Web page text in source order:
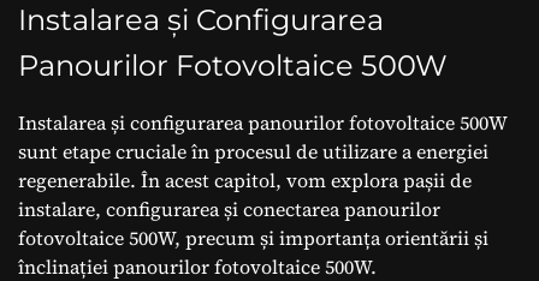
Instalarea și Configurarea
Panourilor Fotovoltaice 500W
Instalarea și configurarea panourilor fotovoltaice 500W
sunt etape cruciale în procesul de utilizare a energiei
regenerabile. În acest capitol, vom explora pașii de
instalare, configurarea și conectarea panourilor
fotovoltaice 500W, precum și importanța orientării și
înclinației panourilor fotovoltaice 500W.